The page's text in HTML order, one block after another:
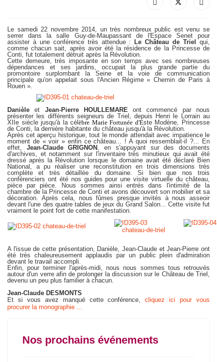
Le samedi 22 novembre 2014, un très nombreux public est venu se
serrer dans la salle Guy-de-Maupassant de l'Espace Senet pour
assister à une conférence très attendue :
Le Château de Triel
qui,
comme chacun sait, après avoir été la résidence de la Princesse de
Conti, fut totalement détruit après la Révolution.
Cette demeure, très imposante en son temps avec ses nombreuses
dépendances et ses jardins, occupait la plus grande partie du
promontoire surplombant la Seine et la voie de communication
principale qu'on appelait sous l'Ancien Régime « Chemin de Paris à
Rouen ».
Danièle et Jean-Pierre HOULLEMAREont commencé par nous
présenter les différents seigneurs de Triel, depuis Henri le Lorrain au
XIIe siècle jusqu'à la célèbre MarieFortunée d'Este Modène, Princesse
de Conti, la dernière habitante du château jusqu'à la Révolution.
Après cet aperçu historique, tout le monde attendait avec impatience le
moment de « voir » enfin ce château... ! A quoi ressemblait-il ?... En
effet, Jean-Claude GRIGNON , en s'appuyant sur des documents
d'archives, et notamment sur l'inventaire très minutieux qui avait été
dressé après la Révolution lorsque le domaine avait été déclaré Bien
National, a pu réaliser une reconstitution en trois dimensions très
complète et très détaillée du domaine. Si bien que nos trois
conférenciers ont été nos guides pour une visite virtuelle du château,
pièce par pièce. Nous sommes ainsi entrés dans l'intimité de la
chambre de la Princesse de Conti et avons découvert son mobilier et sa
décoration. Après cela, nous fûmes presque invités à nous asseoir
devant l'une des quatre tables de jeux du Grand Salon... Cette visite fut
vraiment le point fort de cette manifestation.
A l'issue de cette présentation, Danièle, Jean-Claude et Jean-Pierre ont
été très chaleureusement applaudis par un public plein d'admiration
devant le travail accompli.
Enfin, pour terminer l'après-midi, nous nous sommes tous retrouvés
autour d'un verre afin de prolonger la discussion sur le Château de Triel,
devenu un peu plus familier à chacun.
Jean-Claude DESMONTS
Et si vous avez manqué cette conférence,cliquez ici pour vous
procurer la monographie ...
Nos prochains événements